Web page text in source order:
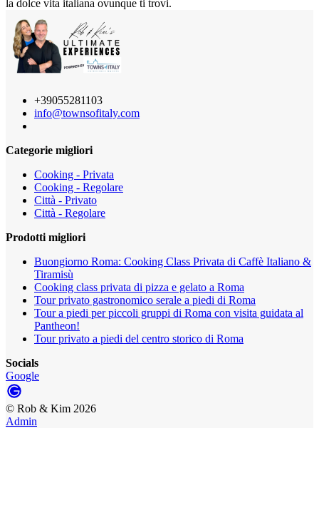
la dolce vita italiana ovunque ti trovi.
+39055281103
info@townsofitaly.com
Categorie migliori
Cooking - Privata
Cooking - Regolare
Città - Privato
Città - Regolare
Prodotti migliori
Buongiorno Roma: Cooking Class Privata di Caffè Italiano &
Tiramisù
Cooking class privata di pizza e gelato a Roma
Tour privato gastronomico serale a piedi di Roma
Tour a piedi per piccoli gruppi di Roma con visita guidata al
Pantheon!
Tour privato a piedi del centro storico di Roma
Socials
Google
© Rob & Kim 2026
Admin